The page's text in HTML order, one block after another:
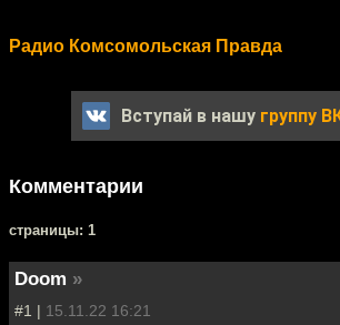
Радио Комсомольская Правда
Вступай в нашу группу
Комментарии
cтраницы: 1
Doom »
#1 | 15.11.22 16:21